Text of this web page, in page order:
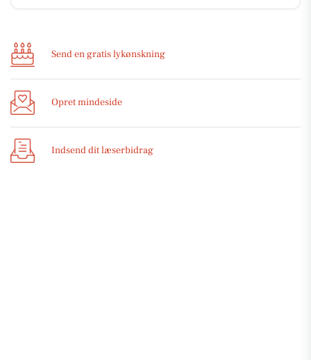
Send en gratis lykønskning
Opret mindeside
Indsend dit læserbidrag